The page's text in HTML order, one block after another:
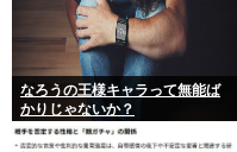
なろうの王様キャラって無能ば
かりじゃないか？